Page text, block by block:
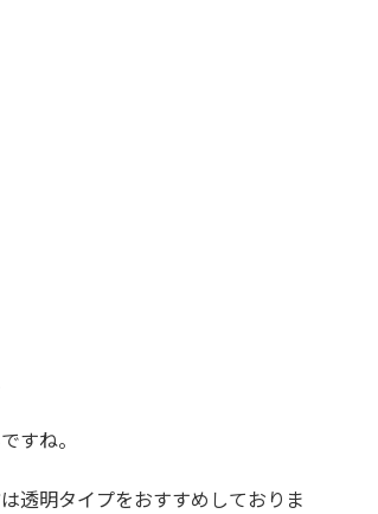
すね。
透明タイプをおすすめしておりま